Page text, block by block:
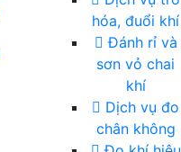
hóa, đuổi khí
Đánh rỉ và
sơn vỏ chai
khí
Dịch vụ đo
chân không